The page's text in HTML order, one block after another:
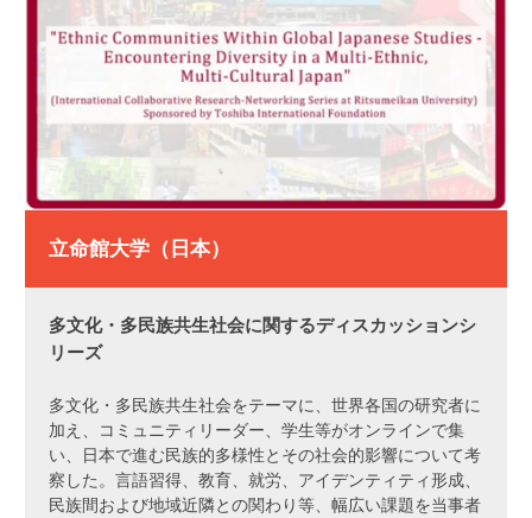
立命館大学（日本）
多文化・多民族共生社会に関するディスカッションシ
リーズ
多文化・多民族共生社会をテーマに、世界各国の研究者に
加え、コミュニティリーダー、学生等がオンラインで集
い、日本で進む民族的多様性とその社会的影響について考
察した。言語習得、教育、就労、アイデンティティ形成、
民族間および地域近隣との関わり等、幅広い課題を当事者